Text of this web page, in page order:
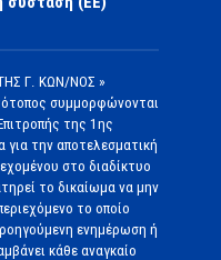
Γ. ΚΩΝ/ΝΟΣ »
συμμορφώνονται
της 1ης
την αποτελεσματική
στο διαδίκτυο
το δικαίωμα να μην
το οποίο
ενημέρωση ή
κάθε αναγκαίο